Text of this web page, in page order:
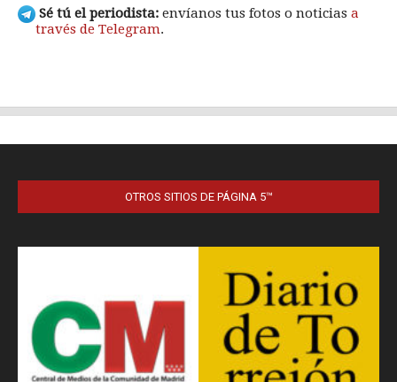
OTROS SITIOS DE PÁGINA 5™